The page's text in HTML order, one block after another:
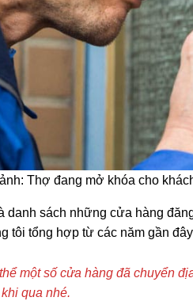
Thợ đang mở khóa cho
danh sách những cửa hàng
tôi tổng hợp từ các năm gần
một số cửa hàng đã chuyển
qua nhé.